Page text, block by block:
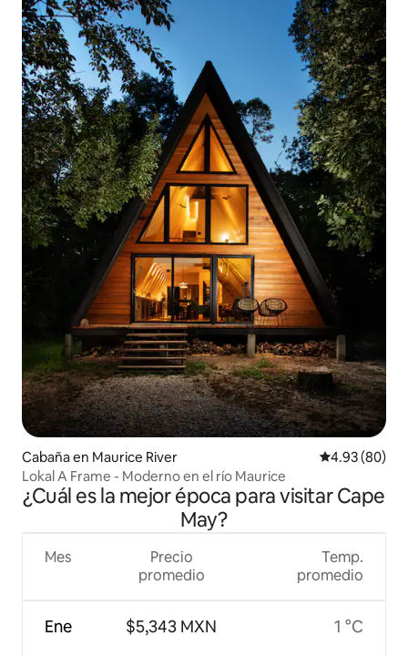
Cabaña en Maurice River Calificación
4.93 (80)
Lokal A Frame - Moderno en el río Maurice
¿Cuál es la mejor época para visitar Cape
May?
Mes
Ene
Precio
promedio
$5,343 MXN
Temp.
promedio
1 °C